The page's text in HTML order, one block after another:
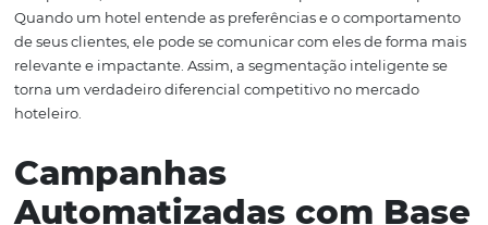
atraindo aqueles que mais se identificam com suas
Por exemplo, ao reconhecer hóspedes recorrentes, o
criar promoções exclusivas para incentivá-los a retornar.
ofertas personalizadas que os motivem a reservar
segmentação não se limita apenas a categorias amplas;